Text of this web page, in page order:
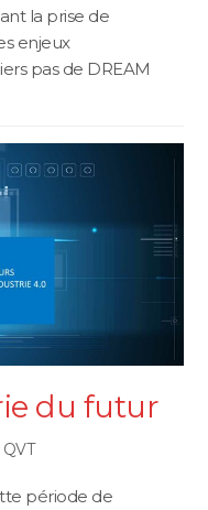
la prise de
enjeux
pas de DREAM
du futur
QVT
période de